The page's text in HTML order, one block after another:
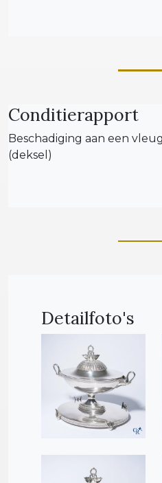
Conditierapport
Beschadiging aan een
(deksel)
Detailfoto's